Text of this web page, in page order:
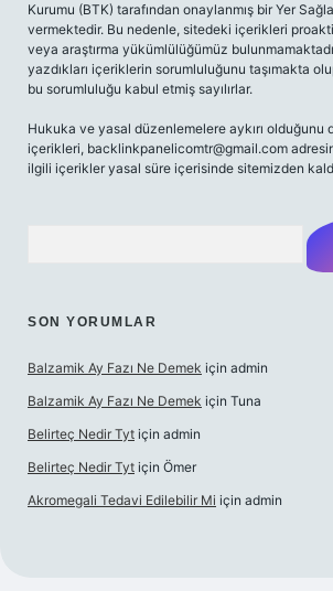
Kurumu (BTK) tarafından onaylanmış bir Yer
vermektedir. Bu nedenle, sitedeki içerikleri
veya araştırma yükümlülüğümüz
yazdıkları içeriklerin sorumluluğunu taşımakta
bu sorumluluğu kabul etmiş sayılırlar.
Hukuka ve yasal düzenlemelere aykırı olduğunu
içerikleri, backlinkpanelicomtr@gmail.com
ilgili içerikler yasal süre içerisinde sitemizden
SON YORUMLAR
Balzamik Ay Fazı Ne Demek için admin
Balzamik Ay Fazı Ne Demek için Tuna
Belirteç Nedir Tyt için admin
Belirteç Nedir Tyt için Ömer
Akromegali Tedavi Edilebilir Mi için admin